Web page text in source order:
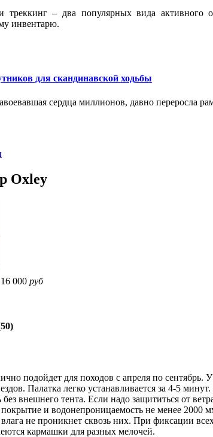
треккинг – два популярных вида
инвентарю.
для скандинавской ходьбы
сердца миллионов, давно переросла
Oxley
16 000 руб
подойдет для походов с апреля по
Палатка легко устанавливается за 4-5
внешнего тента. Если надо защититься от
и водонепроницаемость не менее 2000
не проникнет сквозь них. При фиксации
кармашки для разных мелочей.